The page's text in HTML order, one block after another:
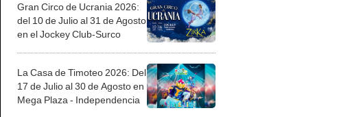
Gran Circo de Ucrania 2026:
del 10 de Julio al 31 de Agosto
en el Jockey Club-Surco
La Casa de Timoteo 2026: Del
17 de Julio al 30 de Agosto en
Mega Plaza - Independencia